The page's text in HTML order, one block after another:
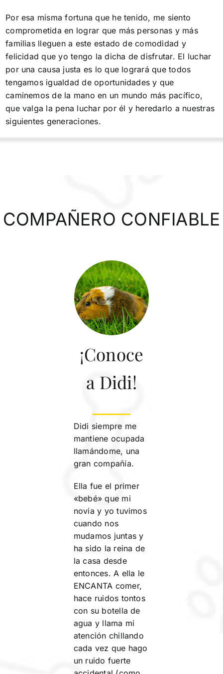
Por esa misma fortuna que he tenido, me siento
comprometida en lograr que más personas y más
familias lleguen a este estado de comodidad y
felicidad que yo tengo la dicha de disfrutar. El luchar
por una causa justa es lo que logrará que todos
tengamos igualdad de oportunidades y que
caminemos de la mano en un mundo más pacífico,
que valga la pena luchar por él y heredarlo a nuestras
siguientes generaciones.
COMPAÑERO CONFIABLE
¡Conoce
a Didi!
Didi siempre me
mantiene ocupada
llamándome, una
gran compañía.
Ella fue el primer
«bebé» que mi
novia y yo tuvimos
cuando nos
mudamos juntas y
ha sido la reina de
la casa desde
entonces. A ella le
ENCANTA comer,
hace ruidos tontos
con su botella de
agua y llama mi
atención chillando
cada vez que hago
un ruido fuerte